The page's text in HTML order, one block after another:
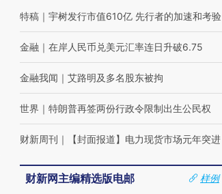
特稿 ｜ 宇树发行市值610亿 先行者的加速和考验
金融 ｜ 在岸人民币兑美元汇率连日升破6.75
金融我闻 ｜ 艾路明及多名股东被拘
世界 ｜ 特朗普再签两份行政令限制出生公民权
财新周刊 ｜ 【封面报道】电力现货市场元年突进
财新网主编精选版电邮
样例